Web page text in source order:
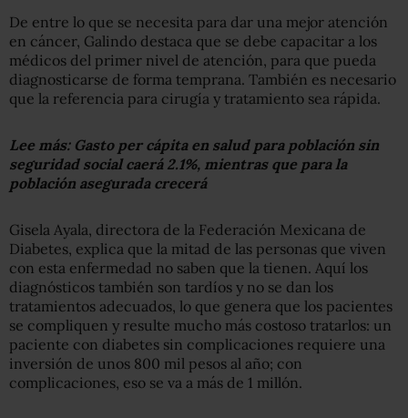
De entre lo que se necesita para dar una mejor atención
en cáncer, Galindo destaca que se debe capacitar a los
médicos del primer nivel de atención, para que pueda
diagnosticarse de forma temprana. También es necesario
que la referencia para cirugía y tratamiento sea rápida.
Lee más: Gasto per cápita en salud para población sin
seguridad social caerá 2.1%, mientras que para la
población asegurada crecerá
Gisela Ayala, directora de la Federación Mexicana de
Diabetes, explica que la mitad de las personas que viven
con esta enfermedad no saben que la tienen. Aquí los
diagnósticos también son tardíos y no se dan los
tratamientos adecuados, lo que genera que los pacientes
se compliquen y resulte mucho más costoso tratarlos: un
paciente con diabetes sin complicaciones requiere una
inversión de unos 800 mil pesos al año; con
complicaciones, eso se va a más de 1 millón.